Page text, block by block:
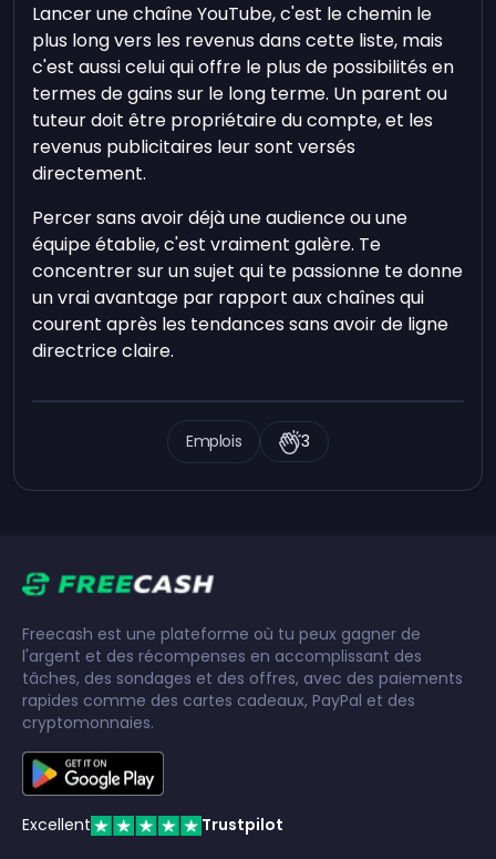
Lancer une chaîne YouTube, c'est le chemin le
plus long vers les revenus dans cette liste, mais
c'est aussi celui qui offre le plus de possibilités en
termes de gains sur le long terme. Un parent ou
tuteur doit être propriétaire du compte, et les
revenus publicitaires leur sont versés
directement.
Percer sans avoir déjà une audience ou une
équipe établie, c'est vraiment galère. Te
concentrer sur un sujet qui te passionne te donne
un vrai avantage par rapport aux chaînes qui
courent après les tendances sans avoir de ligne
directrice claire.
Emplois 3
Freecash est une plateforme où tu peux gagner de
l'argent et des récompenses en accomplissant des
tâches, des sondages et des offres, avec des paiements
rapides comme des cartes cadeaux, PayPal et des
cryptomonnaies.
Excellent Trustpilot